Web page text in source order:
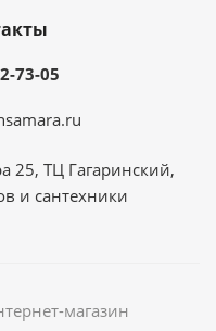
73-05
25, ТЦ Гагаринский,
и сантехники
магазин